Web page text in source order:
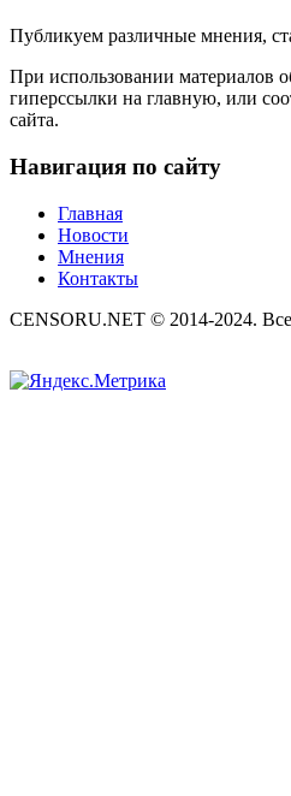
Публикуем различные мнения,
При использовании материалов
гиперссылки на главную, или
сайта.
Навигация по сайту
Главная
Новости
Мнения
Контакты
CENSORU.NET © 2014-2024.